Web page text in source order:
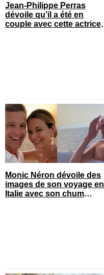
Jean-Philippe Perras
dévoile qu’il a été en
couple avec cette actrice
Monic Néron dévoile des
images de son voyage en
Italie avec son chum